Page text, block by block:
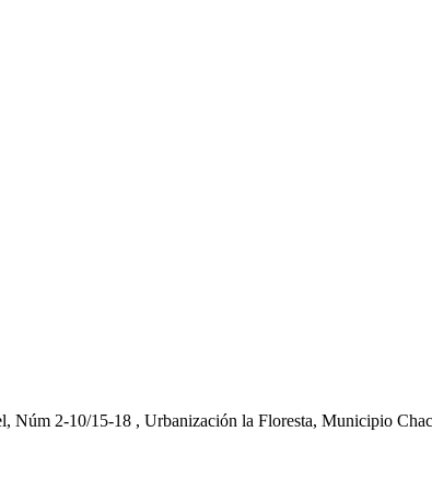
Núm 2-10/15-18 , Urbanización la Floresta, Municipio